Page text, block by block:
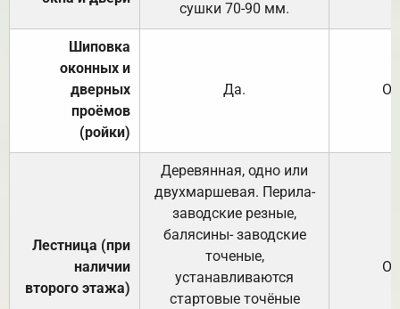
сушки 70-90 мм.
Шиповка
оконных и
дверных
проёмов
(ройки)
Да.
Лестница (при
наличии
второго этажа)
Деревянная, одно или
двухмаршевая. Перила-
заводские резные,
балясины- заводские
точеные,
устанавливаются
стартовые точёные